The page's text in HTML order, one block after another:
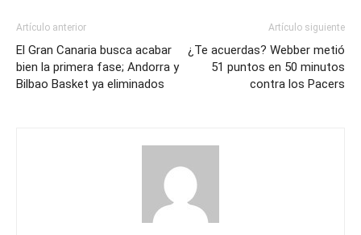
Artículo anterior
El Gran Canaria busca acabar
bien la primera fase; Andorra y
Bilbao Basket ya eliminados
Artículo siguiente
¿Te acuerdas? Webber metió
51 puntos en 50 minutos
contra los Pacers